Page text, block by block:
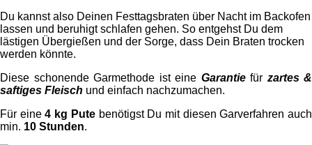
Du kannst also Deinen Festtagsbraten über Nacht im Backofen
lassen und beruhigt schlafen gehen. So entgehst Du dem
lästigen Übergießen und der Sorge, dass Dein Braten trocken
werden könnte.
Diese schonende Garmethode ist eine Garantie für zartes &
saftiges Fleisch und einfach nachzumachen.
Für eine4 kg Putebenötigst Du mit diesen Garverfahren auch
min. 10 Stunden.